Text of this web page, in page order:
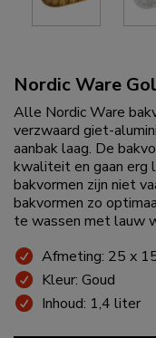
Nordic Ware
Alle Nordic Ware
verzwaard giet-
aanbak laag. De
kwaliteit en gaan erg
bakvormen zijn niet
bakvormen zo
te wassen met lauw
Afmeting: 25 x
Kleur: Goud
Inhoud: 1,4 liter